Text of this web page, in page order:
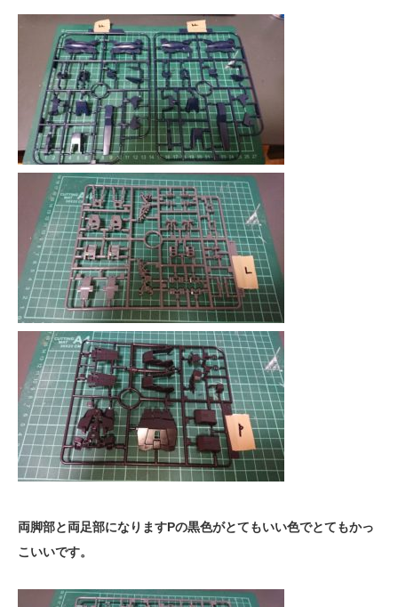
両脚部と両足部になりますPの黒色がとてもいい色でとてもかっ
こいいです。